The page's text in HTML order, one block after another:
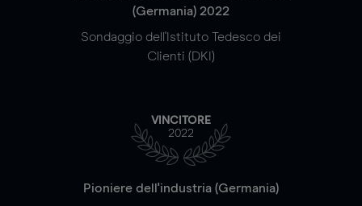
(Germania) 2022
Sondaggio dell'Istituto Tedesco dei
Clienti (DKI)
VINCITORE
2022
Pioniere dell'industria (Germania)